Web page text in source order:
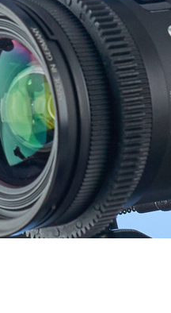
JVA
gestalten: Minister Limbach
Zukunftswerkstatt Justiz
des Jahrgangs 2024/2026
geehrt
Streit schlichten!